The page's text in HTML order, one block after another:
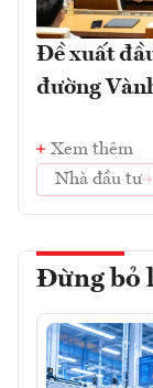
Đề xuất
đường
Xem thêm
Nhà đầu tư
Đừng bỏ